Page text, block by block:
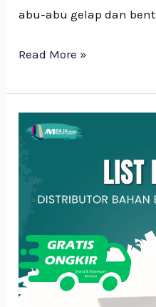
abu-abu gelap dan
Read More »
Jenis-
jenis
Yang
Wajib
Anda
Ketahui